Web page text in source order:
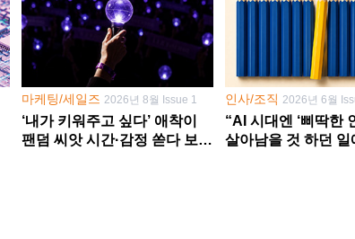
마케팅/세일즈 2026년 8월 Issue 1
‘내가 키워주고 싶다’ 애착이
팬덤 씨앗 시간·감정 쏟다 보면
인사/조직 2026년 6월
“AI 시대엔 ‘삐딱한
살아남을 것 하던 일